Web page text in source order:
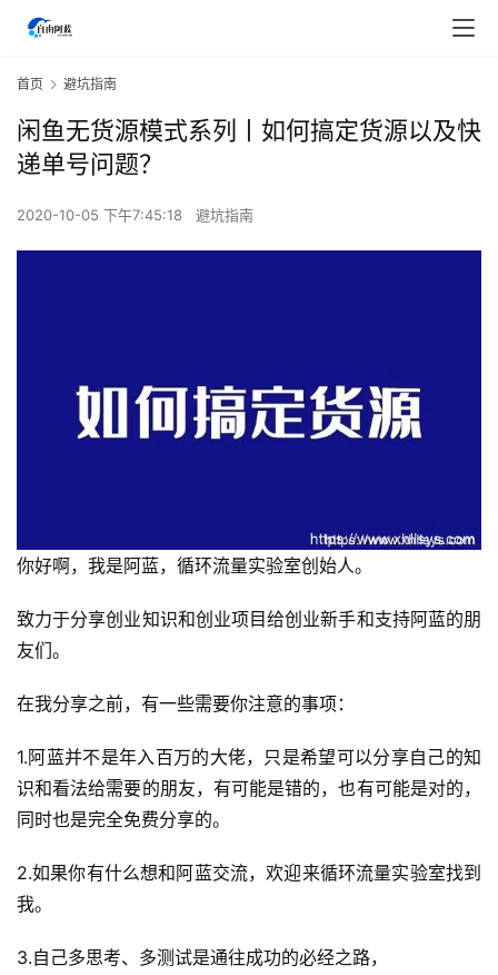
首页 避坑指南
闲鱼无货源模式系列丨如何搞定货源以及快
递单号问题？
2020-10-05 下午7:45:18 避坑指南
你好啊，我是阿蓝，循环流量实验室创始人。
致力于分享创业知识和创业项目给创业新手和支持阿蓝的朋
友们。
在我分享之前，有一些需要你注意的事项：
1.阿蓝并不是年入百万的大佬，只是希望可以分享自己的知
识和看法给需要的朋友，有可能是错的，也有可能是对的，
同时也是完全免费分享的。
2.如果你有什么想和阿蓝交流，欢迎来循环流量实验室找到
我。
3.自己多思考、多测试是通往成功的必经之路，